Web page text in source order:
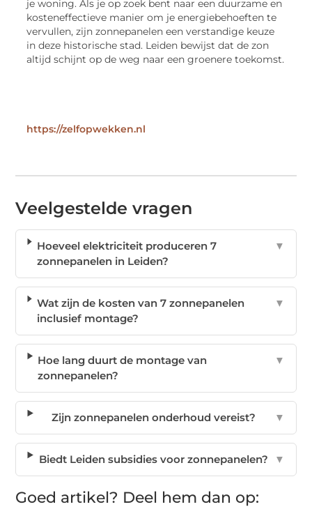
je woning. Als je op zoek bent naar een duurzame en
kosteneffectieve manier om je energiebehoeften te
vervullen, zijn zonnepanelen een verstandige keuze
in deze historische stad. Leiden bewijst dat de zon
altijd schijnt op de weg naar een groenere toekomst.
https://zelfopwekken.nl
Veelgestelde vragen
Hoeveel elektriciteit produceren 7
zonnepanelen in Leiden?
▼
Wat zijn de kosten van 7 zonnepanelen
inclusief montage?
▼
Hoe lang duurt de montage van
zonnepanelen?
▼
Zijn zonnepanelen onderhoud vereist? ▼
Biedt Leiden subsidies voor zonnepanelen? ▼
Goed artikel? Deel hem dan op: